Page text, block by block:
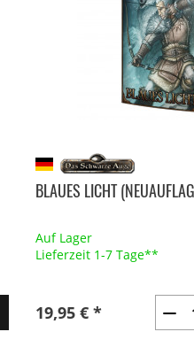
BLAUES LICHT
Auf Lager
Lieferzeit 1-7 Tage**
19,95 € *